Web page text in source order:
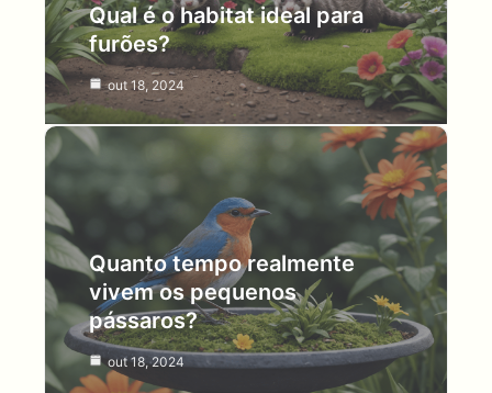
Qual é o habitat ideal para
furões?
out 18, 2024
Quanto tempo realmente
vivem os pequenos
pássaros?
out 18, 2024